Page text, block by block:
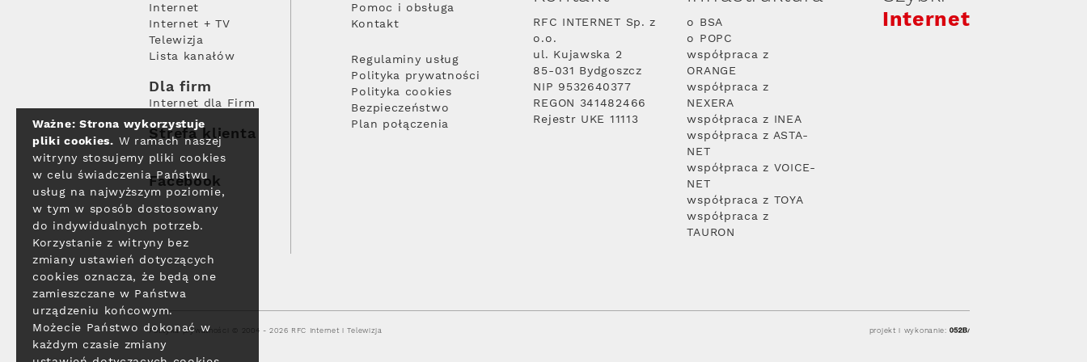
Internet
Internet + TV
Telewizja
Lista kanałów
Dla firm
Internet dla Firm
Strefa klienta
Facebook
Pomoc i obsługa
Kontakt
Regulaminy usług
Polityka prywatności
Polityka cookies
Bezpieczeństwo
Plan połączenia
RFC INTERNET Sp. z
o.o.
ul. Kujawska 2
85-031 Bydgoszcz
NIP 9532640377
REGON 341482466
Rejestr UKE 11113
o BSA
o POPC
współpraca z
ORANGE
współpraca z
NEXERA
współpraca z INEA
współpraca z ASTA-
NET
współpraca z VOICE-
NET
współpraca z TOYA
współpraca z
TAURON
Internet
Polityka prywatności © 2004 - 2026 RFC Internet i Telewizja projekt i wykonanie:
Ważne: Strona wykorzystuje
pliki cookies. W ramach naszej
witryny stosujemy pliki cookies
w celu świadczenia Państwu
usług na najwyższym poziomie,
w tym w sposób dostosowany
do indywidualnych potrzeb.
Korzystanie z witryny bez
zmiany ustawień dotyczących
cookies oznacza, że będą one
zamieszczane w Państwa
urządzeniu końcowym.
Możecie Państwo dokonać w
każdym czasie zmiany